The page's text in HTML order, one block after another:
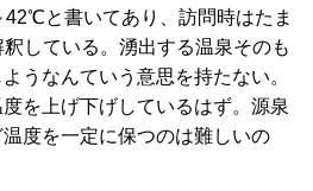
と書いてあり、訪問時はたま
している。湧出する温泉そのも
うなんていう意思を持たない。
を上げ下げしているはず。源泉
度を一定に保つのは難しいの